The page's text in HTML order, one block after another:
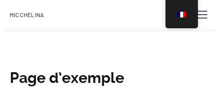
MICCHELINA
Page d’exemple